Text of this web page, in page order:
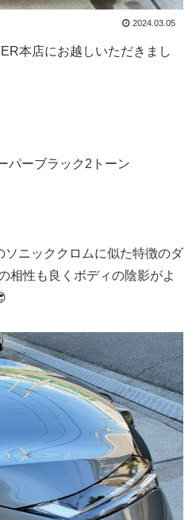
2024.03.05
本店にお越しいただきまし
パーブラック2トーン
ソニッククロムに似た特徴のダ
相性も良くボディの陰影がよ